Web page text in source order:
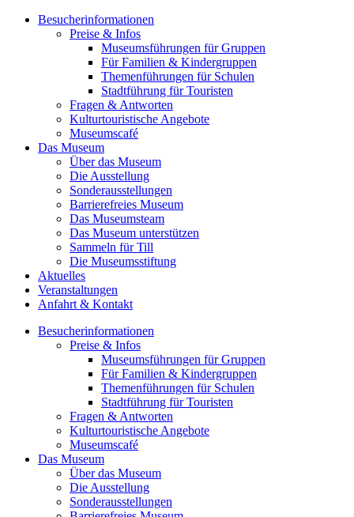
Besucherinformationen
Preise & Infos
Museumsführungen für Gruppen
Für Familien & Kindergruppen
Themenführungen für Schulen
Stadtführung für Touristen
Fragen & Antworten
Kulturtouristische Angebote
Museumscafé
Das Museum
Über das Museum
Die Ausstellung
Sonderausstellungen
Barrierefreies Museum
Das Museumsteam
Das Museum unterstützen
Sammeln für Till
Die Museumsstiftung
Aktuelles
Veranstaltungen
Anfahrt & Kontakt
Besucherinformationen
Preise & Infos
Museumsführungen für Gruppen
Für Familien & Kindergruppen
Themenführungen für Schulen
Stadtführung für Touristen
Fragen & Antworten
Kulturtouristische Angebote
Museumscafé
Das Museum
Über das Museum
Die Ausstellung
Sonderausstellungen